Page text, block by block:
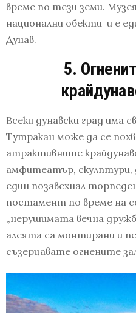
време по тези земи.
национални обекти и е
Дунав.
5.
Всеки дунавски град има
Тутракан може да се
атрактивните
амфитеатър, скулптури,
един позавехнал
постамент по време на
„нерушимата вечна
алеята са монтирани и
съзерцавате огнените